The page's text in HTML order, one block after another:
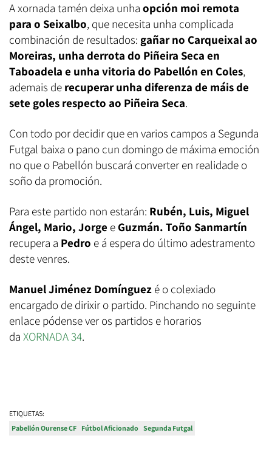
A xornada tamén deixa unha opción moi remota
para o Seixalbo, que necesita unha complicada
combinación de resultados: gañar no Carqueixal ao
Moreiras, unha derrota do Piñeira Seca en
Taboadela e unha vitoria do Pabellón en Coles,
ademais de recuperar unha diferenza de máis de
sete goles respecto ao Piñeira Seca.
Con todo por decidir que en varios campos a Segunda
Futgal baixa o pano cun domingo de máxima emoción
no que o Pabellón buscará converter en realidade o
soño da promoción.
Para este partido non estarán: Rubén, Luis, Miguel
Ángel, Mario, Jorge e Guzmán. Toño Sanmartín
recupera a Pedro e á espera do último adestramento
deste venres.
Manuel Jiménez Domínguez é o colexiado
encargado de dirixir o partido. Pinchando no seguinte
enlace pódense ver os partidos e horarios
da XORNADA 34.
ETIQUETAS:
Pabellón Ourense CF Fútbol Aficionado Segunda Futgal